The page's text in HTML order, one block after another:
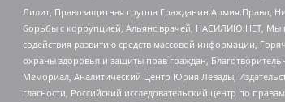
Лилит, Правозащитная группа Гражданин.Армия.Право,
борьбы с коррупцией, Альянс врачей, НАСИЛИЮ.НЕТ, Мы
содействия развитию средств массовой информации,
охраны здоровья и защиты прав граждан,
Мемориал, Аналитический Центр Юрия Левады,
гласности, Российский исследовательский центр по